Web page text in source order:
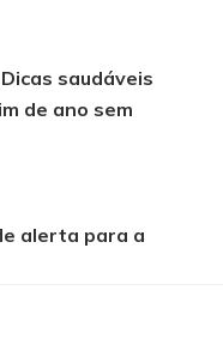
saudáveis
de ano sem
alerta para a